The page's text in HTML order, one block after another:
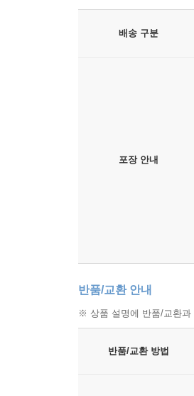
배송 구분
포장 안내
반품/교환 안내
※ 상품 설명에 반품/교환과
반품/교환 방법